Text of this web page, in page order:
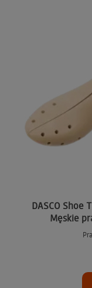
DASCO Shoe
Męskie